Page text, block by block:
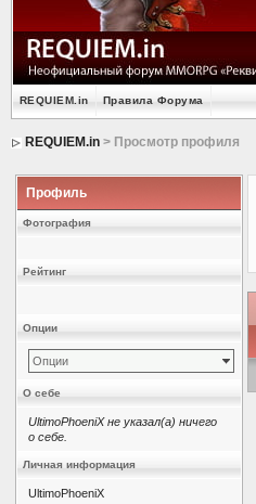
REQUIEM.in Правила Форума
REQUIEM.in> Просмотр профиля
Профиль
Фотография
Рейтинг
Опции
Опции
О себе
UltimoPhoeniX не указал(а) ничего
о себе.
Личная информация
UltimoPhoeniX